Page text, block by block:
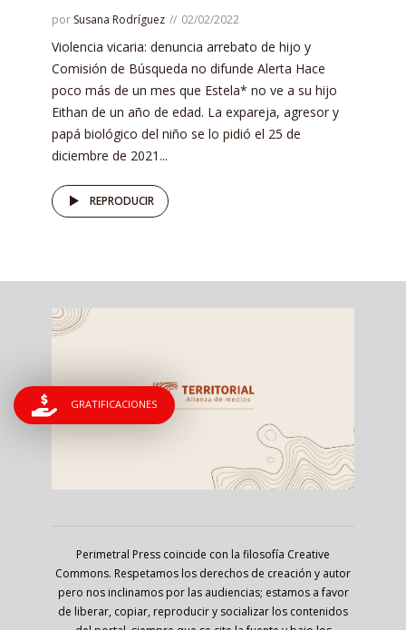
por Susana Rodríguez 02/02/2022
Violencia vicaria: denuncia arrebato de hijo y
Comisión de Búsqueda no difunde Alerta Hace
poco más de un mes que Estela* no ve a su hijo
Eithan de un año de edad. La expareja, agresor y
papá biológico del niño se lo pidió el 25 de
diciembre de 2021...
REPRODUCIR
Perimetral Press coincide con la filosofía Creative
Commons. Respetamos los derechos de creación y autor
pero nos inclinamos por las audiencias; estamos a favor
de liberar, copiar, reproducir y socializar los contenidos
GRATIFICACIONES